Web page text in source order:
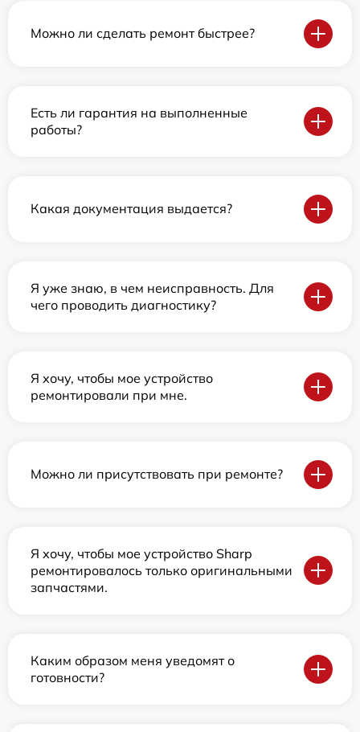
Можно ли сделать ремонт быстрее?
Есть ли гарантия на выполненные
работы?
Какая документация выдается?
Я уже знаю, в чем неисправность. Для
чего проводить диагностику?
Я хочу, чтобы мое устройство
ремонтировали при мне.
Можно ли присутствовать при ремонте?
Я хочу, чтобы мое устройство Sharp
ремонтировалось только оригинальными
запчастями.
Каким образом меня уведомят о
готовности?